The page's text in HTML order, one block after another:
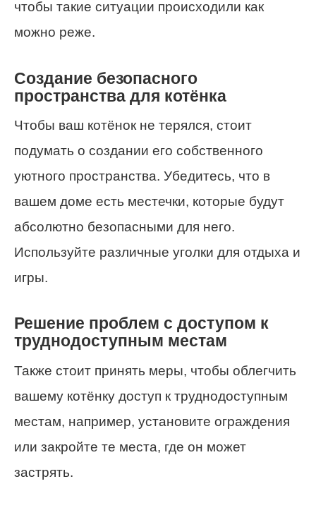
чтобы такие ситуации происходили как
можно реже.
Создание безопасного
пространства для котёнка
Чтобы ваш котёнок не терялся, стоит
подумать о создании его собственного
уютного пространства. Убедитесь, что в
вашем доме есть местечки, которые будут
абсолютно безопасными для него.
Используйте различные уголки для отдыха и
игры.
Решение проблем с доступом к
труднодоступным местам
Также стоит принять меры, чтобы облегчить
вашему котёнку доступ к труднодоступным
местам, например, установите ограждения
или закройте те места, где он может
застрять.